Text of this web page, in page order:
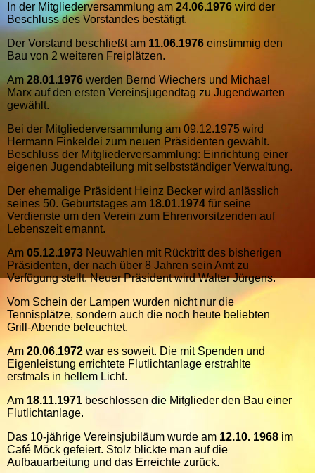
In der Mitgliederversammlung am 24.06.1976 wird der
Beschluss des Vorstandes bestätigt.
Der Vorstand beschließt am 11.06.1976 einstimmig den
Bau von 2 weiteren Freiplätzen.
Am 28.01.1976 werden Bernd Wiechers und Michael
Marx auf den ersten Vereinsjugendtag zu Jugendwarten
gewählt.
Bei der Mitgliederversammlung am 09.12.1975 wird
Hermann Finkeldei zum neuen Präsidenten gewählt.
Beschluss der Mitgliederversammlung: Einrichtung einer
eigenen Jugendabteilung mit selbstständiger Verwaltung.
Der ehemalige Präsident Heinz Becker wird anlässlich
seines 50. Geburtstages am 18.01.1974 für seine
Verdienste um den Verein zum Ehrenvorsitzenden auf
Lebenszeit ernannt.
Am 05.12.1973 Neuwahlen mit Rücktritt des bisherigen
Präsidenten, der nach über 8 Jahren sein Amt zu
Verfügung stellt. Neuer Präsident wird Walter Jürgens.
Vom Schein der Lampen wurden nicht nur die
Tennisplätze, sondern auch die noch heute beliebten
Grill-Abende beleuchtet.
Am 20.06.1972 war es soweit. Die mit Spenden und
Eigenleistung errichtete Flutlichtanlage erstrahlte
erstmals in hellem Licht.
Am 18.11.1971 beschlossen die Mitglieder den Bau einer
Flutlichtanlage.
Das 10-jährige Vereinsjubiläum wurde am 12.10. 1968 im
Café Möck gefeiert. Stolz blickte man auf die
Aufbauarbeitung und das Erreichte zurück.